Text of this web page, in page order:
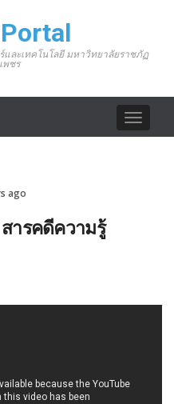
Portal
ละเทคโนโลยี มหาวิทยาลัยราชภัฏ
พชร
Toggle
ago
ารคดีความรู้